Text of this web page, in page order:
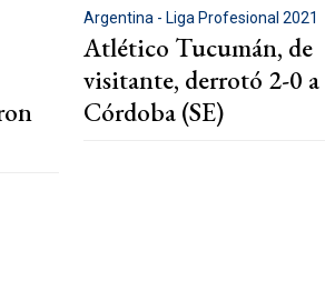
Argentina - Liga Profesional 2021
Atlético Tucumán, de
visitante, derrotó 2-0
Córdoba (SE)